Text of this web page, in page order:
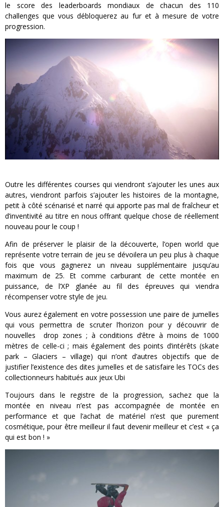
le score des leaderboards mondiaux de chacun des 110
challenges que vous débloquerez au fur et à mesure de votre
progression.
Outre les différentes courses qui viendront s’ajouter les unes aux
autres, viendront parfois s’ajouter les histoires de la montagne,
petit à côté scénarisé et narré qui apporte pas mal de fraîcheur et
d’inventivité au titre en nous offrant quelque chose de réellement
nouveau pour le coup !
Afin de préserver le plaisir de la découverte, l’open world que
représente votre terrain de jeu se dévoilera un peu plus à chaque
fois que vous gagnerez un niveau supplémentaire jusqu’au
maximum de 25. Et comme carburant de cette montée en
puissance, de l’XP glanée au fil des épreuves qui viendra
récompenser votre style de jeu.
Vous aurez également en votre possession une paire de jumelles
qui vous permettra de scruter l’horizon pour y découvrir de
nouvelles drop zones ; à conditions d’être à moins de 1000
mètres de celle-ci ; mais également des points d’intérêts (skate
park – Glaciers – village) qui n’ont d’autres objectifs que de
justifier l’existence des dites jumelles et de satisfaire les TOCs des
collectionneurs habitués aux jeux Ubi
Toujours dans le registre de la progression, sachez que la
montée en niveau n’est pas accompagnée de montée en
performance et que l’achat de matériel n’est que purement
cosmétique, pour être meilleur il faut devenir meilleur et c’est « ça
qui est bon ! »